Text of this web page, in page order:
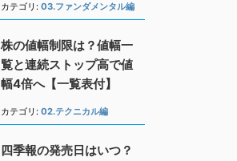
カテゴリ: 03.ファンダメンタル編
株の値幅制限は？値幅一
覧と連続ストップ高で値
幅4倍へ【一覧表付】
カテゴリ: 02.テクニカル編
四季報の発売日はいつ？